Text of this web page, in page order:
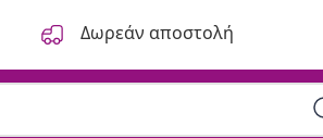
Δωρεάν αποστολή